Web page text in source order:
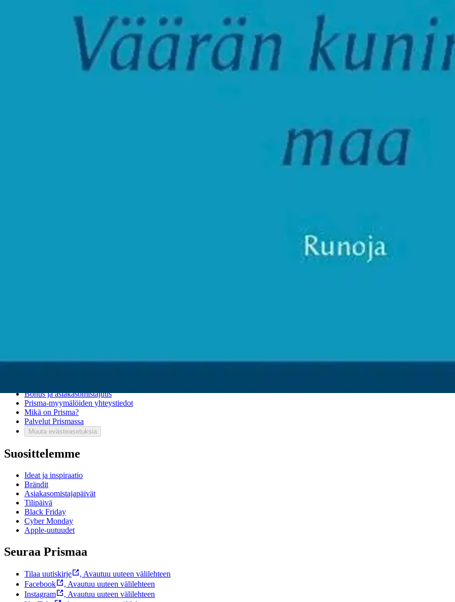
Oletko tyytyväinen tuotetietoihin?
Ovatko tuotetiedot riittävät? Jos tuotetiedoissa on puutteita tai niitä voisi muuten parantaa, anna palautetta.
Avautuu uuteen välilehteen
Bonus ja asiakasomistajuus
Prisma-myymälöiden yhteystiedot
Mikä on Prisma?
Palvelut Prismassa
Muuta evästeasetuksia
Suosittelemme
Ideat ja inspiraatio
Brändit
Asiakasomistajapäivät
Tilipäivä
Black Friday
Cyber Monday
Apple-uutuudet
Seuraa Prismaa
Tilaa uutiskirje , Avautuu uuteen välilehteen
Facebook
, Avautuu uuteen välilehteen
Instagram
, Avautuu uuteen välilehteen